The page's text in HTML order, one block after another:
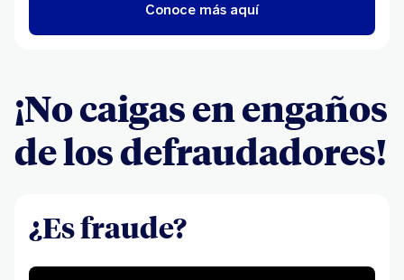
Conoce más aquí
¡No caigas en engaños
de los defraudadores!
¿Es fraude?